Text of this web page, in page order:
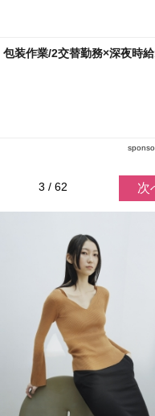
装作業/2交替勤務×深夜時
3 / 62 次